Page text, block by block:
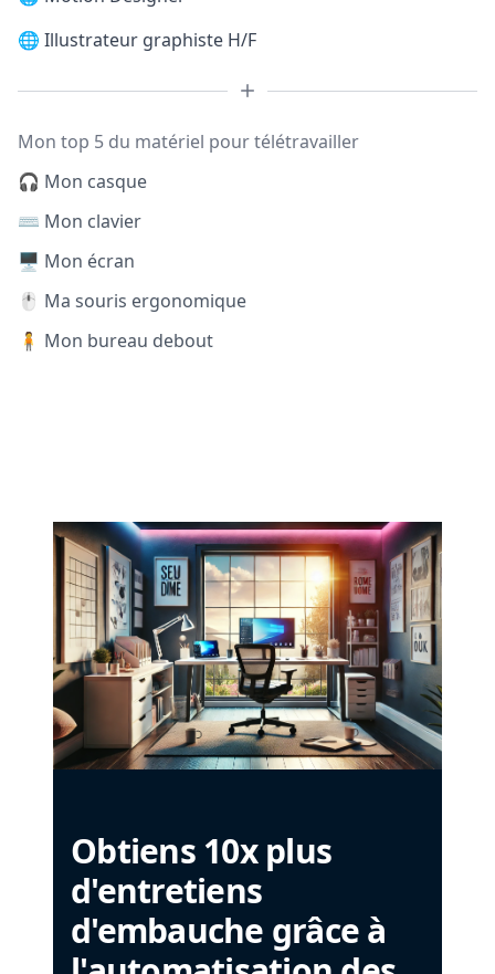
🌐 Illustrateur graphiste H/F
Mon top 5 du matériel pour télétravailler
🎧 Mon casque
⌨️ Mon clavier
🖥️ Mon écran
🖱️ Ma souris ergonomique
🧍 Mon bureau debout
Obtiens 10x plus
d'entretiens
d'embauche grâce à